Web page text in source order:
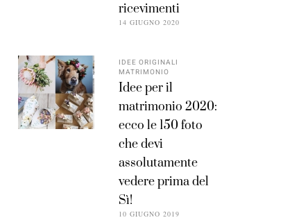
ricevimenti
14 GIUGNO 2020
IDEE ORIGINALI
MATRIMONIO
Idee per il
matrimonio 2020:
ecco le 150 foto
che devi
assolutamente
vedere prima del
Sì!
10 GIUGNO 2019